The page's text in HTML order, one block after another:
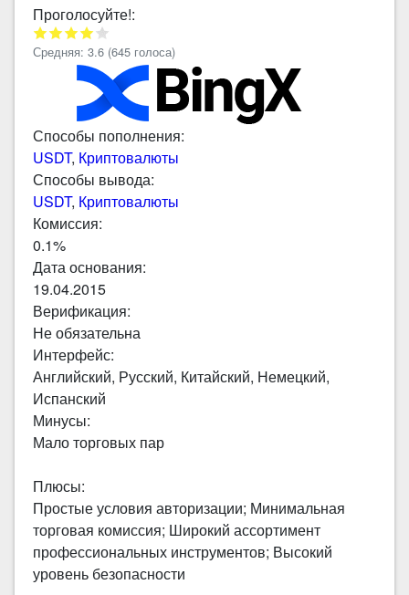
Проголосуйте!:
Средняя: 3.6 (645 голоса)
Способы пополнения:
USDT, Криптовалюты
Способы вывода:
USDT, Криптовалюты
Комиссия:
0.1%
Дата основания:
19.04.2015
Верификация:
Не обязательна
Интерфейс:
Английский, Русский, Китайский, Немецкий,
Испанский
Минусы:
Мало торговых пар
Плюсы:
Простые условия авторизации; Минимальная
торговая комиссия; Широкий ассортимент
профессиональных инструментов; Высокий
уровень безопасности